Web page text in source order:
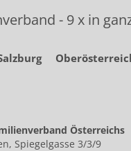
- 9 x in
Österreichs
Spiegelgasse 3/3/9